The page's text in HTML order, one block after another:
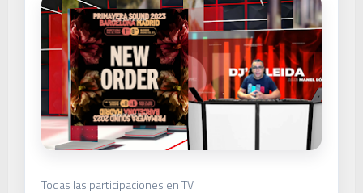
Todas las participaciones en TV